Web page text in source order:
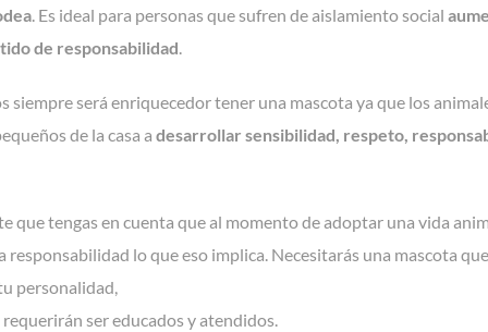
. Es ideal para personas que sufren de aislamiento social
de responsabilidad.
siempre será enriquecedor tener una mascota ya que los
de la casa a desarrollar sensibilidad, respeto,
que tengas en cuenta que al momento de adoptar una vida
responsabilidad lo que eso implica. Necesitarás una mascota
personalidad,
ser educados y atendidos.